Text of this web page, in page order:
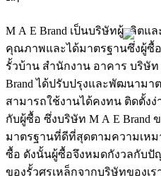
M A E Brand เป็นบริษัทผู้ผลิตแ
คุณภาพและได้มาตรฐานซึ่งผู้ซื้
รั้วบ้าน สำนักงาน อาคาร บริษั
Brand ได้ปรับปรุงและพัฒนามา
สามารถใช้งานได้คงทน ติดตั้ง
กับผู้ซื้อ ซึ่งบริษัท M A E Brand
มาตรฐานที่ดีที่สุดตามความเห
ซื้อ ดังนั้นผู้ซื้อจึงหมดกังวลกับปั
ของรั้วศรเหล็กจากบริษัทของเร